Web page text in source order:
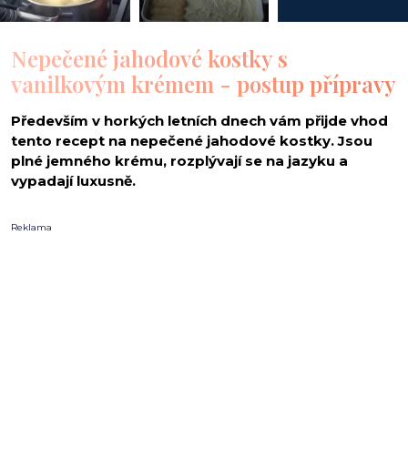
Nepečené jahodové kostky s
vanilkovým krémem - postup přípravy
Především v horkých letních dnech vám přijde vhod
tento recept na nepečené jahodové kostky. Jsou
plné jemného krému, rozplývají se na jazyku a
vypadají luxusně.
Reklama